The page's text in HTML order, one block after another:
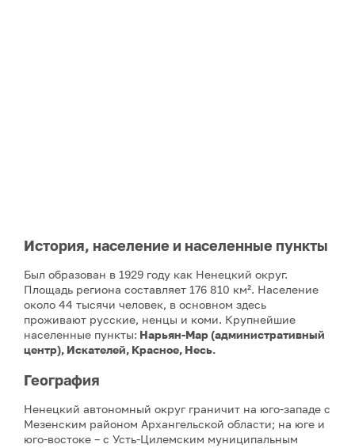
История, население и населенные пункты
Был образован в 1929 году как Ненецкий округ.
Площадь региона составляет 176 810 км². Население
около 44 тысячи человек, в основном здесь
проживают русские, ненцы и коми. Крупнейшие
населенные пункты: Нарьян-Мар (административный
центр), Искателей, Красное, Несь.
География
Ненецкий автономный округ граничит на юго-западе с
Мезенским районом Архангельской области; на юге и
юго-востоке – с Усть-Цилемским муниципальным